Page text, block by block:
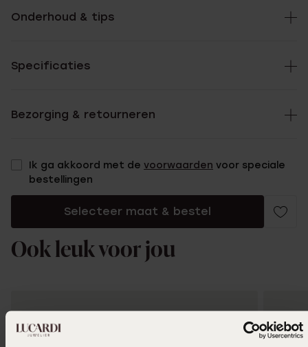
Onderhoud & tips
Specificaties
Bezorging & retourneren
Ik ga akkoord met de voorwaarden voor speciale
bestellingen
Selecteer maat & bestel
Ook leuk voor jou